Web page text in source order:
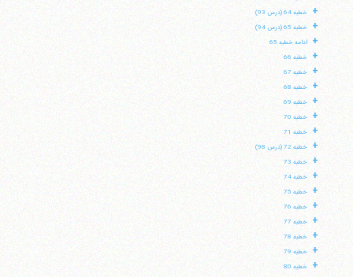
+ خطبه 64 (درس 93)
+ خطبه 65 (درس 94)
+ ادامه خطبه 65
+ خطبه 66
+ خطبه 67
+ خطبه 68
+ خطبه 69
+ خطبه 70
+ خطبه 71
+ خطبه 72 (درس 98)
+ خطبه 73
+ خطبه 74
+ خطبه 75
+ خطبه 76
+ خطبه 77
+ خطبه 78
+ خطبه 79
+ خطبه 80